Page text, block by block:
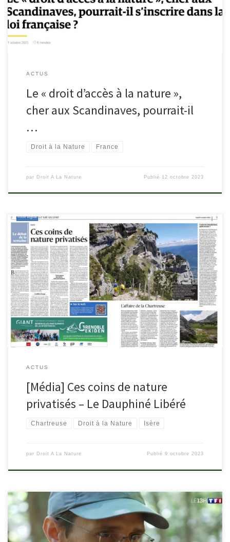
ACTUS
Le « droit d’accès à la nature »,
cher aux Scandinaves, pourrait-il
…
Droit à la Nature France
par Droit A La Nature Publié 12 octobre 2023
Le journal Le Dauphiné du lundi 9 octobre 2023 a sorti un dossier
sur “Ces coins de nature privatisés” et fait un focus sur le problème
en cours sur la Réserve naturelle des Hauts de Chartreuse.
ledauphine.com/societe/2023/10/08/coins-de-nature-privatises-
contre-les-interdictions-quels-recours et en bonus le Courrier des
lecteurs :
ACTUS
[Média] Ces coins de nature
privatisés – Le Dauphiné Libéré
Chartreuse Droit à la Nature Isère
par Droit A La Nature Publié9 octobre 2023